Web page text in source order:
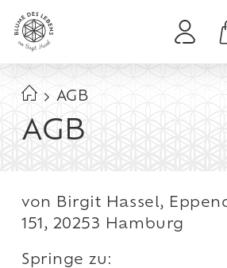
AGB
AGB
von Birgit Hassel,
151, 20253 Hamburg
Springe zu: